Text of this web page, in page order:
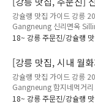
뽕 7,000원 해물쟁반짜장
7,000원 군만두 4,000원
탕수육 중 18,000원 탕수
원 어린인 볶음밥 3,000원
강슐랭 맛집 가이드 강릉
Gangneung 신리면옥
Noodles) 주소 Address :
Gangneung-si,
5708 영업 시간 Opening
격 Menu with Prices : 회
7,000원 물냉면 6,000원
육 소 20,000원 수육 대
18~ 강릉 주문진/강슐랭
[강릉 맛집, 시내 월
강슐랭 맛집 가이드 강릉
Gangneung 함지네먹거
Address : 강원도 강릉시
18~ 강릉 주문진/강슐랭